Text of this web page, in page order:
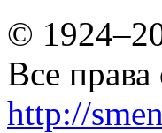
©
Все права
http://